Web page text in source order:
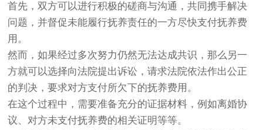
首先，双方可以进行积极的磋商与沟通，共同携手解决
问题，并督促未能履行抚养责任的一方尽快支付抚养费
用。
然而，如果经过多次努力仍然无法达成共识，那么另一
方就可以选择向法院提出诉讼，请求法院依法作出公正
的判决，要求对方支付所欠下的抚养费用。
在这个过程中，需要准备充分的证据材料，例如离婚协
议、对方未支付抚养费的相关证明等等。